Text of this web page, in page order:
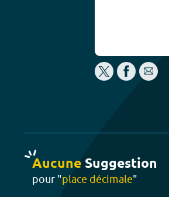
Aucune Suggestion
pour "place décimale"